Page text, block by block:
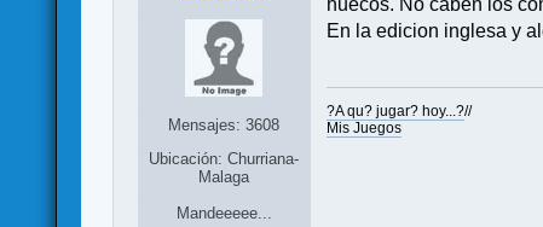
Mensajes: 3608
Ubicación: Churriana-
Malaga
Mandeeeee...
huecos. No caben los
En la edicion inglesa y
?A qu? jugar? hoy...?//
Mis Juegos